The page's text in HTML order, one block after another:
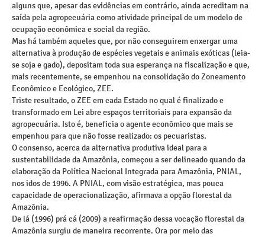
alguns que, apesar das evidências em contrário, ainda acreditam na
saída pela agropecuária como atividade principal de um modelo de
ocupação econômica e social da região.
Mas há também aqueles que, por não conseguirem enxergar uma
alternativa à produção de espécies vegetais e animais exóticas (leia-
se soja e gado), depositam toda sua esperança na fiscalização e que,
mais recentemente, se empenhou na consolidação do Zoneamento
Econômico e Ecológico, ZEE.
Triste resultado, o ZEE em cada Estado no qual é finalizado e
transformado em Lei abre espaços territoriais para expansão da
agropecuária. Isto é, beneficia o agente econômico que mais se
empenhou para que não fosse realizado: os pecuaristas.
O consenso, acerca da alternativa produtiva ideal para a
sustentabilidade da Amazônia, começou a ser delineado quando da
elaboração da Política Nacional Integrada para Amazônia, PNIAL,
nos idos de 1996. A PNIAL, com visão estratégica, mas pouca
capacidade de operacionalização, afirmava a opção florestal da
Amazônia.
De lá (1996) prá cá (2009) a reafirmação dessa vocação florestal da
Amazônia surgiu de maneira recorrente. Ora por meio das